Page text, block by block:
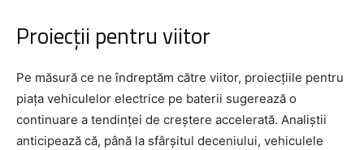
Proiecții pentru viitor
Pe măsură ce ne îndreptăm către viitor, proiecțiile pentru
piața vehiculelor electrice pe baterii sugerează o
continuare a tendinței de creștere accelerată. Analiștii
anticipează că, până la sfârșitul deceniului, vehiculele